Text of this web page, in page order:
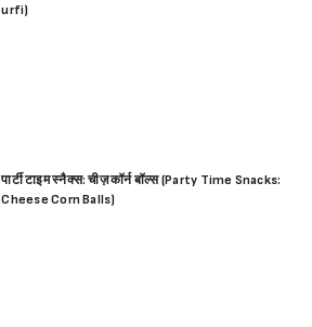
urfi)
पार्टी टाइम स्नैक्स: चीज़ कॉर्न बॉल्स (Party Time Snacks:
Cheese Corn Balls)